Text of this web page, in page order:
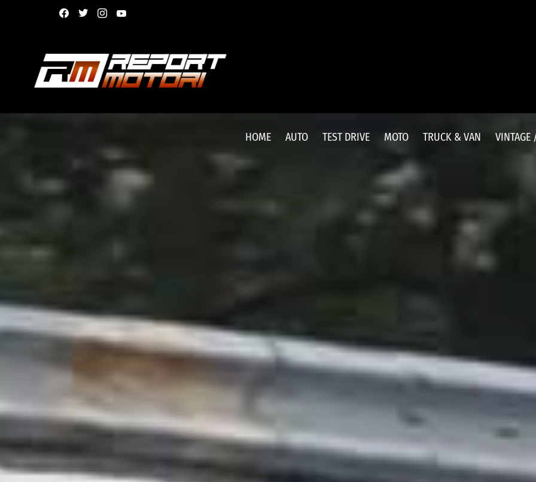
facebooktwitterinstagram
HOME AUTO TEST DRIVE MOTO TRUCK & VAN VINTAGE